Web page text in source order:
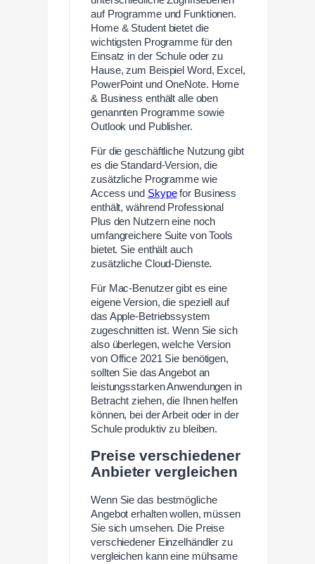
auf Programme und Funktionen.
Home & Student bietet die
wichtigsten Programme für den
Einsatz in der Schule oder zu
Hause, zum Beispiel Word, Excel,
PowerPoint und OneNote. Home
& Business enthält alle oben
genannten Programme sowie
Outlook und Publisher.
Für die geschäftliche Nutzung gibt
es die Standard-Version, die
zusätzliche Programme wie
Access und Skypefor Business
enthält, während Professional
Plus den Nutzern eine noch
umfangreichere Suite von Tools
bietet. Sie enthält auch
zusätzliche Cloud-Dienste.
Für Mac-Benutzer gibt es eine
eigene Version, die speziell auf
das Apple-Betriebssystem
zugeschnitten ist. Wenn Sie sich
also überlegen, welche Version
von Office 2021 Sie benötigen,
sollten Sie das Angebot an
leistungsstarken Anwendungen in
Betracht ziehen, die Ihnen helfen
können, bei der Arbeit oder in der
Schule produktiv zu bleiben.
Preise verschiedener
Anbieter vergleichen
Wenn Sie das bestmögliche
Angebot erhalten wollen, müssen
Sie sich umsehen. Die Preise
verschiedener Einzelhändler zu
vergleichen kann eine mühsame